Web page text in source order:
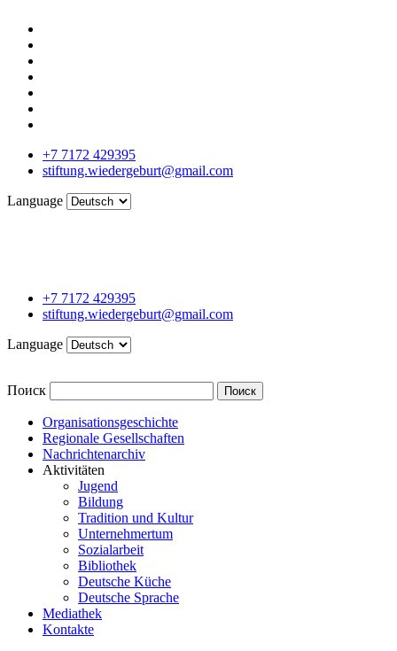
+7 7172 429395
stiftung.wiedergeburt@gmail.com
Language
+7 7172 429395
stiftung.wiedergeburt@gmail.com
Language
Поиск Поиск
Organisationsgeschichte
Regionale Gesellschaften
Nachrichtenarchiv
Aktivitäten
Jugend
Bildung
Tradition und Kultur
Unternehmertum
Sozialarbeit
Bibliothek
Deutsche Küche
Deutsche Sprache
Mediathek
Kontakte